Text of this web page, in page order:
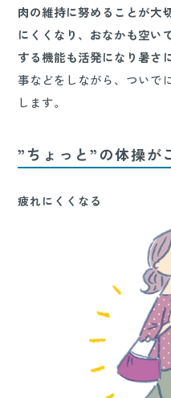
肉の維持に努めることが大
にくくなり、おなかも空い
する機能も活発になり暑さ
事などをしながら、ついで
します。
”ちょっと”の体操が
疲れにくくなる